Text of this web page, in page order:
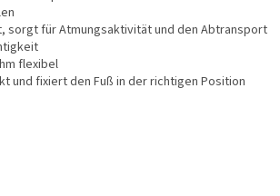
sorgt für Atmungsaktivität und den Abtransport
flexibel
und fixiert den Fuß in der richtigen Position